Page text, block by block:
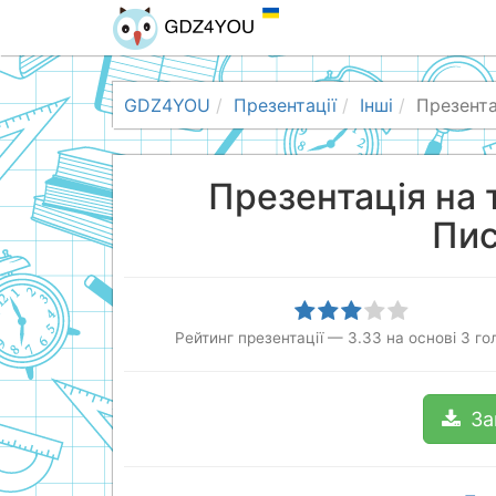
GDZ4YOU Презентації Інші
Презентація
Рейтинг презентації — 3.33 на основі 3